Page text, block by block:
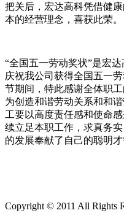
把关后，宏达高科凭借健
本的经营理念，喜获此荣。
“全国五一劳动奖状”是宏
庆祝我公司获得全国五一
节期间，特此感谢全体职
为创造和谐劳动关系和和
工要以高度责任感和使命
续立足本职工作，求真务
的发展奉献了自己的聪明才
Copyright © 2011 All Rights